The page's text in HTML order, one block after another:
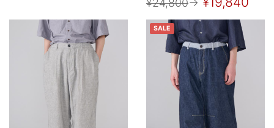
¥24,800→
SALE